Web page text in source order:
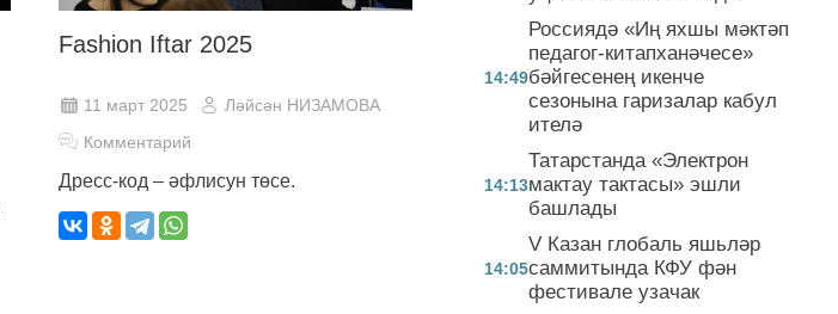
Fashion Iftar 2025
11 март 2025
Ләйсән НИЗАМОВА
Комментарий
Дресс-код – әфлисун төсе.
14:49
Россиядә «Иң яхшы мәктәп
педагог-китапханәчесе»
бәйгесенең икенче
сезонына гаризалар кабул
ителә
14:13
Татарстанда «Электрон
мактау тактасы» эшли
башлады
14:05
V Казан глобаль яшьләр
саммитында КФУ фән
фестивале узачак